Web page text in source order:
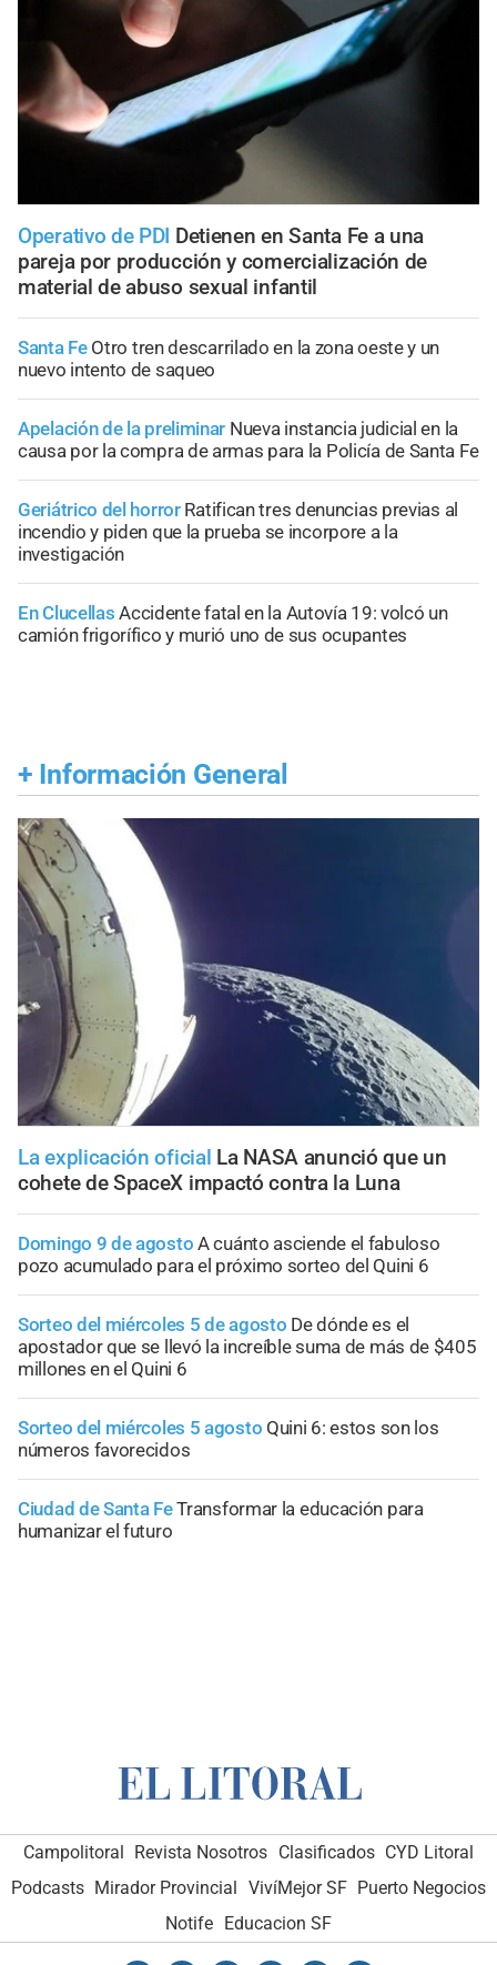
Operativo de PDI Detienen en Santa Fe a una
pareja por producción y comercialización de
material de abuso sexual infantil
Santa Fe Otro tren descarrilado en la zona oeste y un
nuevo intento de saqueo
Apelación de la preliminar Nueva instancia judicial en la
causa por la compra de armas para la Policía de Santa Fe
Geriátrico del horror Ratifican tres denuncias previas al
incendio y piden que la prueba se incorpore a la
investigación
En Clucellas Accidente fatal en la Autovía 19: volcó un
camión frigorífico y murió uno de sus ocupantes
+ Información General
La explicación oficial La NASA anunció que un
cohete de SpaceX impactó contra la Luna
Domingo 9 de agosto A cuánto asciende el fabuloso
pozo acumulado para el próximo sorteo del Quini 6
Sorteo del miércoles 5 de agosto De dónde es el
apostador que se llevó la increíble suma de más de $405
millones en el Quini 6
Sorteo del miércoles 5 agosto Quini 6: estos son los
números favorecidos
Ciudad de Santa FeTransformar la educación para
humanizar el futuro
Campolitoral Revista Nosotros Clasificados CYD Litoral
Podcasts Mirador Provincial VivíMejor SF Puerto Negocios
Notife
Educacion SF